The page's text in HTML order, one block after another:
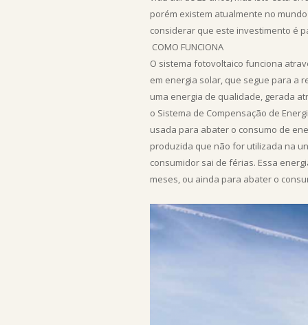
porém existem atualmente no
considerar que este investimento é
COMO FUNCIONA
O sistema fotovoltaico funciona
em energia solar, que segue para a
uma energia de qualidade, gerada
o Sistema de Compensação de
usada para abater o consumo de
produzida que não for utilizada na
consumidor sai de férias. Essa
meses, ou ainda para abater o